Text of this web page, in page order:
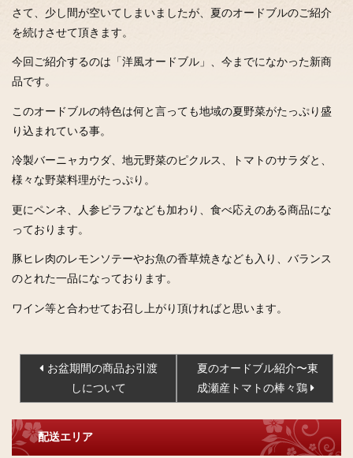
さて、少し間が空いてしまいましたが、夏のオードブルのご紹介
を続けさせて頂きます。
今回ご紹介するのは「洋風オードブル」、今までになかった新商
品です。
このオードブルの特色は何と言っても地域の夏野菜がたっぷり盛
り込まれている事。
冷製バーニャカウダ、地元野菜のピクルス、トマトのサラダと、
様々な野菜料理がたっぷり。
更にペンネ、人参ピラフなども加わり、食べ応えのある商品にな
っております。
豚ヒレ肉のレモンソテーやお魚の香草焼きなども入り、バランス
のとれた一品になっております。
ワイン等と合わせてお召し上がり頂ければと思います。
投
ナ
ビ
ゲ
お盆期間の商品お引渡
しについて
夏のオードブル紹介〜東
成瀬産トマトの棒々鶏
配送エリア